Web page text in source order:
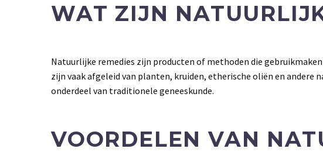
WAT ZIJN
Natuurlijke remedies zijn producten of methoden die
zijn vaak afgeleid van planten, kruiden, etherische oliën en
onderdeel van traditionele geneeskunde.
VOORDELEN VAN